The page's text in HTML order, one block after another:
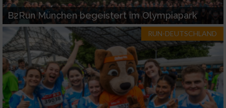
B2Run München begeistert im Olympiapark
RUN-DEUTSCHLAND